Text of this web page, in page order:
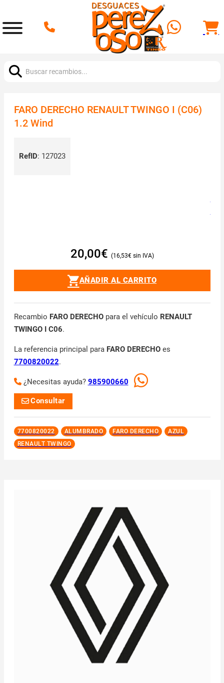
FARO DERECHO RENAULT TWINGO I (C06)
1.2 Wind
RefID: 127023
20,00€ 16,53€
AÑADIR AL CARRITO
Recambio FARO DERECHOpara el vehículo RENAULT
TWINGO I C06.
La referencia principal para FARO DERECHOes
7700820022.
¿Necesitas ayuda? 985900660
Consultar
7700820022 ALUMBRADO FARO DERECHO
AZUL
RENAULT TWINGO